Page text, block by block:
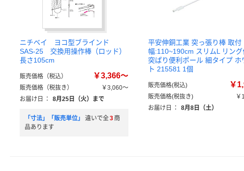
ニチベイ ヨコ型ブラインド
SAS-25 交換用操作棒（ロッド）
長さ105cm
販売価格（税込） ￥3,366～
販売価格（税抜き）
￥3,060～
お届け日
： 8月25日（火）まで
「寸法」「販売単位」 違いで全3 商
品あります
平安伸銅工業 突っ張り棒 取付
幅:110~190cm スリムL リング
突ぱり便利ポール 細タイプ ホ
ト 215581 1個
販売価格(税込) ￥
販売価格(税抜き)
￥
お届け日
： 8月8日（土）